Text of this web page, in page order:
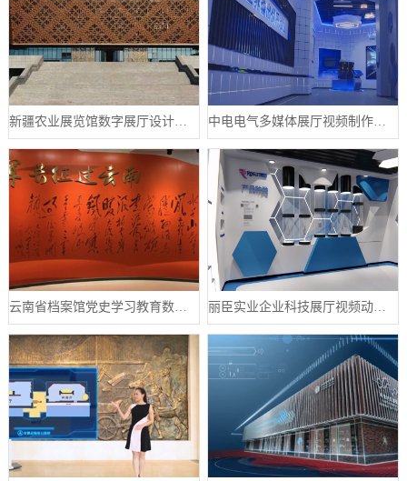
新疆农业展览馆数字展厅设计案例
云南省档案馆党史学习教育数字展厅案例 丽臣实业企业科技展厅视频动画制作案例